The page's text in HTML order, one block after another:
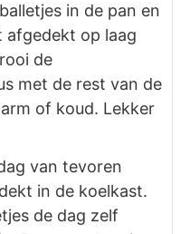
in de pan en
op laag
de
met de rest van de
of koud. Lekker
van tevoren
in de koelkast.
de dag zelf